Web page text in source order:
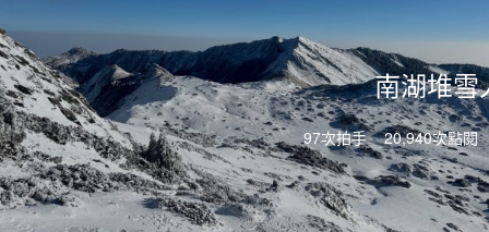
南湖堆雪
97次拍手 20,940次點閱